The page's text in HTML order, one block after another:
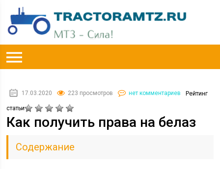
17.03.2020 223 просмотров нет комментариев Рейтинг
статьи
Как получить права на белаз
Содержание